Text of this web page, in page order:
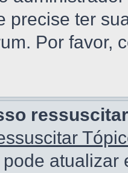
precise ter
Por favor,